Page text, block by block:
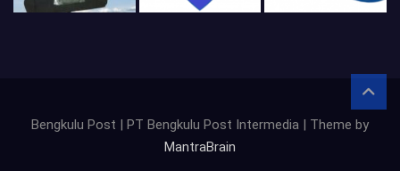
Bengkulu Post | PT Bengkulu Post Intermedia | Theme by
MantraBrain